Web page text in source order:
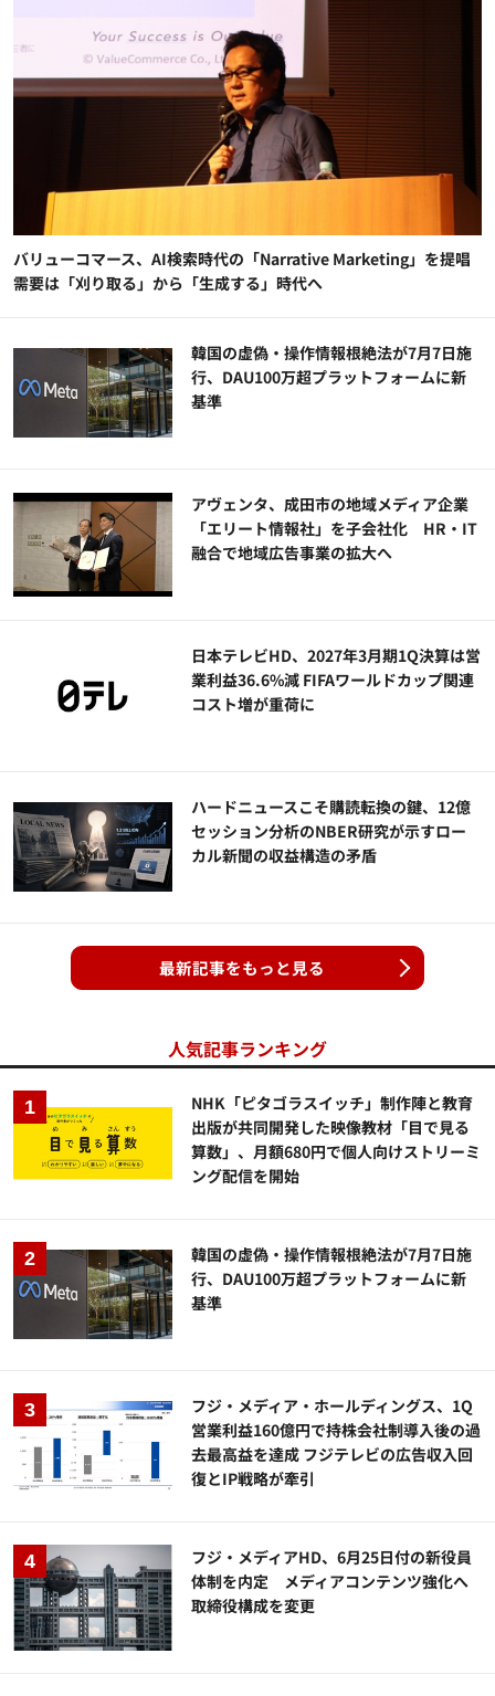
バリューコマース、AI検索時代の「Narrative Marketing」を提唱
需要は「刈り取る」から「生成する」時代へ
韓国の虚偽・操作情報根絶法が7月7日施
行、DAU100万超プラットフォームに新
基準
アヴェンタ、成田市の地域メディア企業
「エリート情報社」を子会社化 HR・IT
融合で地域広告事業の拡大へ
日本テレビHD、2027年3月期1Q決算は営
業利益36.6%減 FIFAワールドカップ関連
コスト増が重荷に
ハードニュースこそ購読転換の鍵、12億
セッション分析のNBER研究が示すロー
カル新聞の収益構造の矛盾
最新記事をもっと見る
人気記事ランキング
NHK「ピタゴラスイッチ」制作陣と教育
出版が共同開発した映像教材「目で見る
算数」、月額680円で個人向けストリーミ
ング配信を開始
韓国の虚偽・操作情報根絶法が7月7日施
行、DAU100万超プラットフォームに新
基準
フジ・メディア・ホールディングス、1Q
営業利益160億円で持株会社制導入後の過
去最高益を達成 フジテレビの広告収入回
復とIP戦略が牽引
フジ・メディアHD、6月25日付の新役員
体制を内定 メディアコンテンツ強化へ
取締役構成を変更